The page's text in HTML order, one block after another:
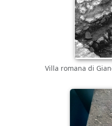
Villa romana di